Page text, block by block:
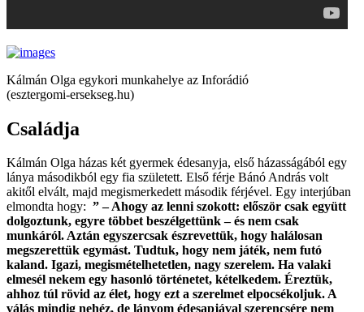
Kálmán Olga egykori munkahelye az Inforádió
(esztergomi-ersekseg.hu)
Családja
Kálmán Olga házas két gyermek édesanyja, első házasságából egy
lánya másodikból egy fia született. Első férje Bánó András volt
akitől elvált, majd megismerkedett második férjével. Egy interjúban
elmondta hogy: ” – Ahogy az lenni szokott: először csak együtt
dolgoztunk, egyre többet beszélgettünk – és nem csak
munkáról. Aztán egyszercsak észrevettük, hogy halálosan
megszerettük egymást. Tudtuk, hogy nem játék, nem futó
kaland. Igazi, megismételhetetlen, nagy szerelem. Ha valaki
elmesél nekem egy hasonló történetet, kételkedem. Éreztük,
ahhoz túl rövid az élet, hogy ezt a szerelmet elpocsékoljuk. A
válás mindig nehéz, de lányom édesapjával szerencsére nem